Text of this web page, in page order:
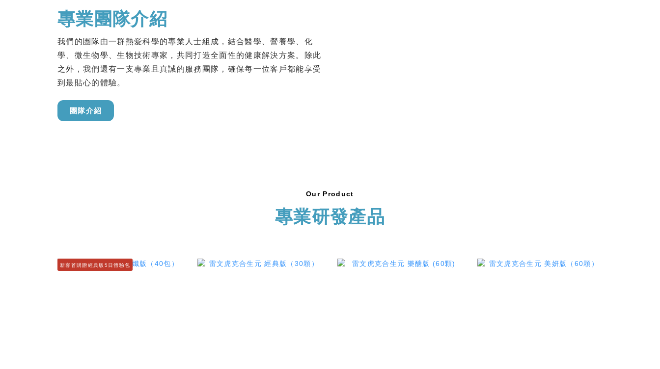
專業團隊介紹
我們的團隊由一群熱愛科學的專業人士組成，結合醫學、營養學、化
學、微生物學、生物技術專家，共同打造全面性的健康解決方案。除此
之外，我們還有一支專業且真誠的服務團隊，確保每一位客戶都能享受
到最貼心的體驗。
團隊介紹
Our Product
專業研發產品
新客首購贈經典版5日體驗包